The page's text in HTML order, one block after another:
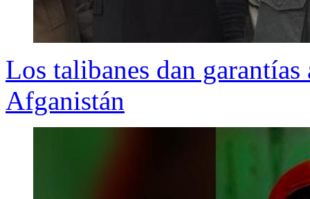
Los talibanes dan
Afganistán